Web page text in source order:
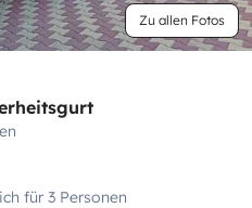
Zu allen Fotos
für 3 Personen